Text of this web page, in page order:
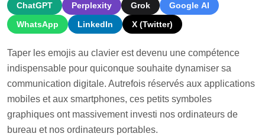
ChatGPT Perplexity Grok
Google AI
WhatsApp
LinkedIn X (Twitter)
Taper les emojis au clavier est devenu une compétence
indispensable pour quiconque souhaite dynamiser sa
communication digitale. Autrefois réservés aux applications
mobiles et aux smartphones, ces petits symboles
graphiques ont massivement investi nos ordinateurs de
bureau et nos ordinateurs portables.